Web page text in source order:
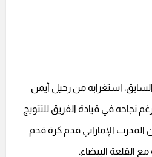
استغرابه من رحيل أيمن
نجاحه في قيادة الفريق للتتويج
الإماراتي قدم كرة قدم
القلعة البيضاء.